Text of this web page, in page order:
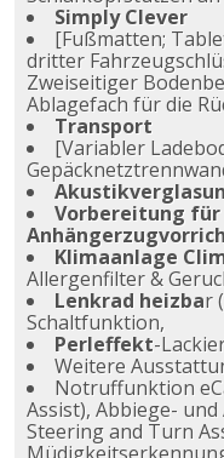
Simply Clever
[Fußmatten;
dritter
Zweiseitiger
Ablagefach für die
Transport
[Variabler
Vorbereitung für
Klimaanlage
Allergenfilter &
Lenkrad heizbar
Schaltfunktion,
Perleffekt-
Weitere
Notruffunktion
Assist), Abbiege-
Steering and Turn